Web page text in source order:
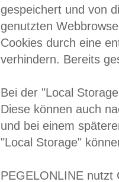
gespeichert und von
genutzten
Cookies durch eine
verhindern. Bereits
Bei der "Local
Diese können auch
und bei einem
"Local Storage"
PEGELONLINE nutzt